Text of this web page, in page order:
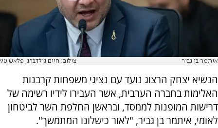
איתמר בן גביר צילום: חיים גולדברג, פלאש 90
הנשיא יצחק הרצוג נועד עם נציגי משפחות קרבנות
האלימות בחברה הערבית, אשר העבירו לידיו רשימה של
דרישות המופנות לממסד, ובראשן החלפת השר לביטחון
לאומי, איתמר בן גביר, "לאור כישלונו המתמשך".